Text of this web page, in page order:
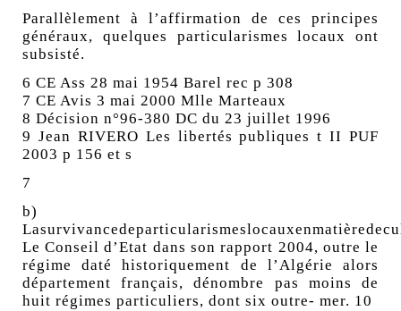
Parallèlement à l’affirmation de ces principes
généraux, quelques particularismes locaux ont
subsisté.
6 CE Ass 28 mai 1954 Barel rec p 308
7 CE Avis 3 mai 2000 Mlle Marteaux
8 Décision n°96-380 DC du 23 juillet 1996
9 Jean RIVERO Les libertés publiques t II PUF
2003 p 156 et s
7
b)
Le Conseil d’Etat dans son rapport 2004, outre le
régime daté historiquement de l’Algérie alors
département français, dénombre pas moins de
huit régimes particuliers, dont six outre- mer. 10